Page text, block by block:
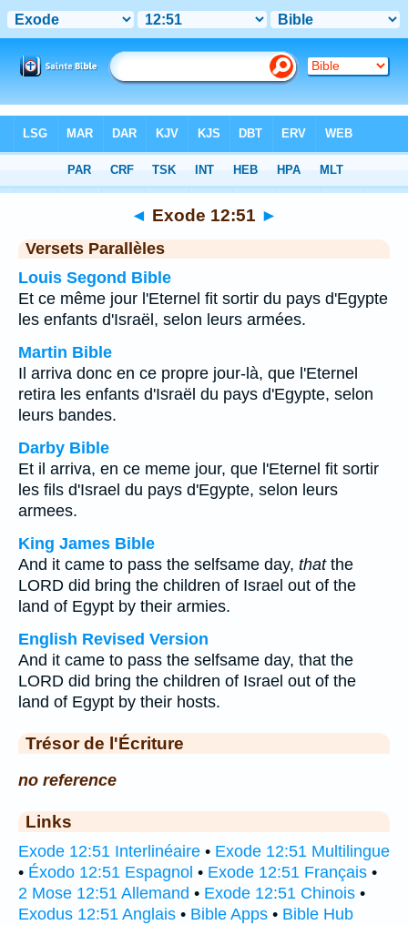
Chapitre 12> Verset 51
◄ Exode 12:51 ►
Versets Parallèles
Louis Segond Bible
Et ce même jour l'Eternel fit sortir du pays d'Egypte
les enfants d'Israël, selon leurs armées.
Martin Bible
Il arriva donc en ce propre jour-là, que l'Eternel
retira les enfants d'Israël du pays d'Egypte, selon
leurs bandes.
Darby Bible
Et il arriva, en ce meme jour, que l'Eternel fit sortir
les fils d'Israel du pays d'Egypte, selon leurs
armees.
King James Bible
And it came to pass the selfsame day, thatthe
LORD did bring the children of Israel out of the
land of Egypt by their armies.
English Revised Version
And it came to pass the selfsame day, that the
LORD did bring the children of Israel out of the
land of Egypt by their hosts.
Trésor de l'Écriture
no reference
Links
Exode 12:51 Interlinéaire • Exode 12:51 Multilingue
• Éxodo 12:51 Espagnol • Exode 12:51 Français •
2 Mose 12:51 Allemand • Exode 12:51 Chinois •
Exodus 12:51 Anglais • Bible Apps • Bible Hub